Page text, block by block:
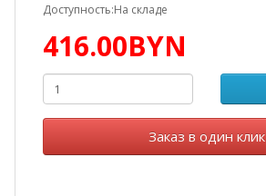
Доступность:На складе
416.00BYN
Заказ в один клик